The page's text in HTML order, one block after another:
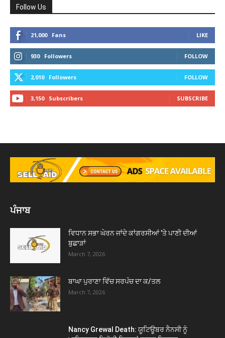
Follow Us
21,000 Fans LIKE
930 Followers FOLLOW
2,010 Followers FOLLOW
3,150 Subscribers SUBSCRIBE
ਪੰਜਾਬ
ਵਿਧਾਨ ਸਭਾ ਘੇਰਨ ਜਾਂਦੇ ਕਾਂਗਰਸੀਆਂ ’ਤੇ ਪਾਣੀ ਦੀਆਂ
ਬੁਛਾੜਾਂ
March 7, 2026
ਬਾਘਾ ਪੁਰਾਣਾ ਵਿੱਚ ਸਰਪੰਚ ਦਾ ਕ/ਤਲ
March 7, 2026
Nancy Grewal Death: ਯੂਟਿਊਬਰ ਨੈਨਸੀ ਨੂੰ